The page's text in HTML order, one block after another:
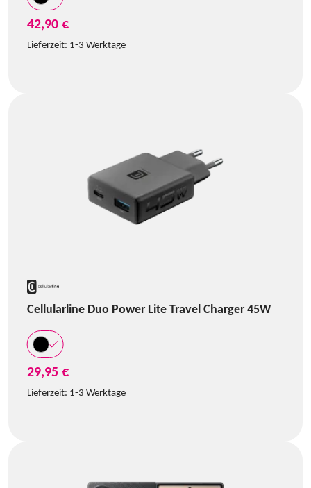
42,90 €
Lieferzeit: 1-3 Werktage
Cellularline Duo Power Lite Travel Charger 45W
29,95 €
Lieferzeit: 1-3 Werktage